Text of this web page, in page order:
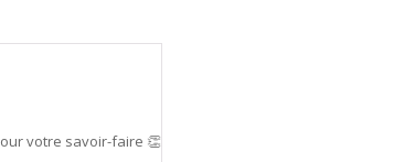
votre savoir-faire 👏